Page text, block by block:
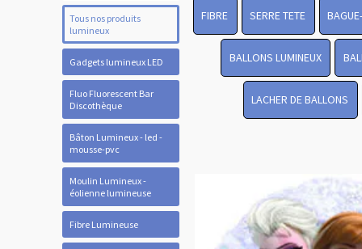
Tous nos produits
lumineux
Gadgets lumineux LED
Fluo Fluorescent Bar
Discothèque
Bâton Lumineux - led -
mousse-pvc
Moulin Lumineux -
éolienne lumineuse
Fibre Lumineuse
FIBRE SERRE TETE
BALLONS LUMINEUX
LACHER DE BALLONS